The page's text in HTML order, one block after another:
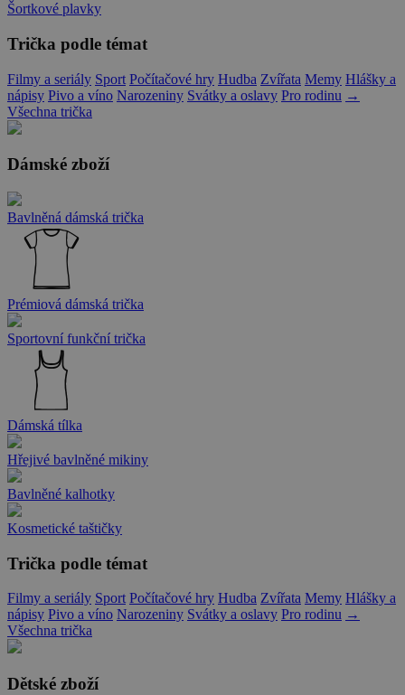
Šortkové plavky
Trička podle témat
Filmy a seriály Sport Počítačové hry Hudba Zvířata Memy Hlášky a
nápisy Pivo a víno Narozeniny Svátky a oslavy Pro rodinu →
Všechna trička
Dámské zboží
Bavlněná dámská trička
Prémiová dámská trička
Sportovní funkční trička
Dámská tílka
Hřejivé bavlněné mikiny
Bavlněné kalhotky
Kosmetické taštičky
Trička podle témat
Filmy a seriály Sport Počítačové hry Hudba Zvířata Memy Hlášky a
nápisy Pivo a víno Narozeniny Svátky a oslavy Pro rodinu →
Všechna trička
Dětské zboží